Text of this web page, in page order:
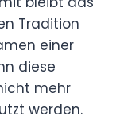
Tradition
einer
diese
mehr
werden.